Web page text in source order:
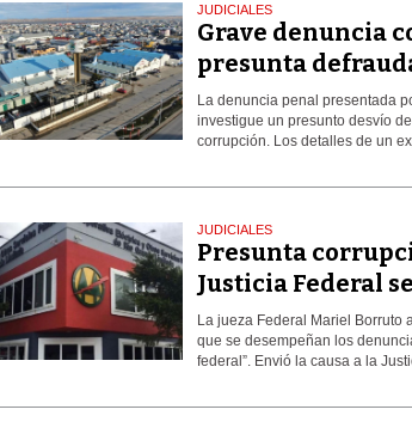
JUDICIALES
Grave denuncia
presunta
La denuncia penal presentada
investigue un presunto desvío
corrupción. Los detalles de un
JUDICIALES
Presunta
Justicia Federal
La jueza Federal Mariel Borruto
que se desempeñan los
federal”. Envió la causa a la